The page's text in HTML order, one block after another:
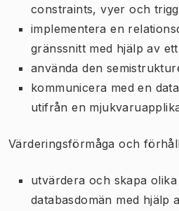
constraints, vyer och
implementera en
gränssnitt med hjälp av
använda den
kommunicera med en
utifrån en
Värderingsförmåga och
utvärdera och skapa
databasdomän med hjälp